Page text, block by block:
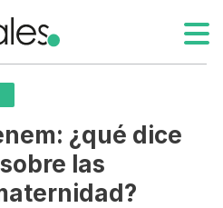
¿qué dice
las